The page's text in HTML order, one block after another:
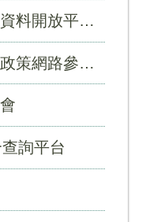
開放平臺」
參與平台」
詢平台